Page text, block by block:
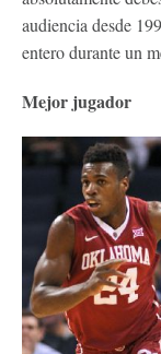
audiencia desde
entero durante un
Mejor jugador